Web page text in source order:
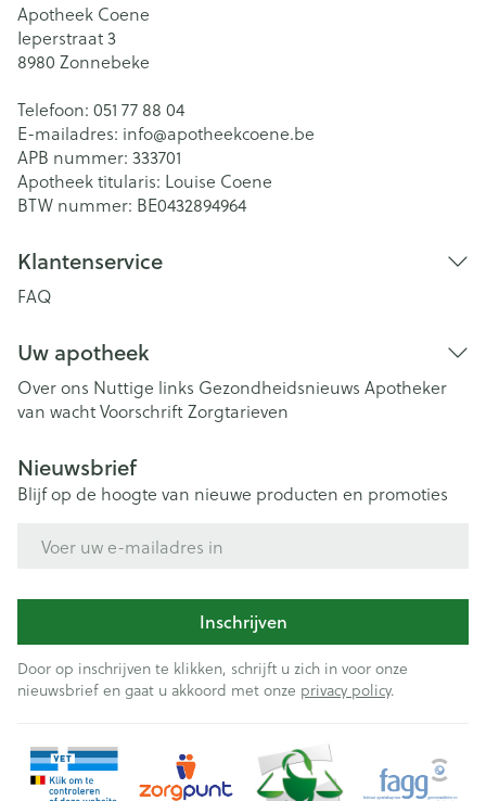
Apotheek Coene
Ieperstraat 3
8980 Zonnebeke
Telefoon: 051 77 88 04
E-mailadres: info@apotheekcoene.be
APB nummer: 333701
Apotheek titularis: Louise Coene
BTW nummer: BE0432894964
Klantenservice
FAQ
Uw apotheek
Over ons Nuttige links Gezondheidsnieuws Apotheker
van wachtVoorschriftZorgtarieven
Nieuwsbrief
Blijf op de hoogte van nieuwe producten en promoties
Inschrijven
Door op inschrijven te klikken, schrijft u zich in voor onze
nieuwsbrief en gaat u akkoord met onze privacy policy.